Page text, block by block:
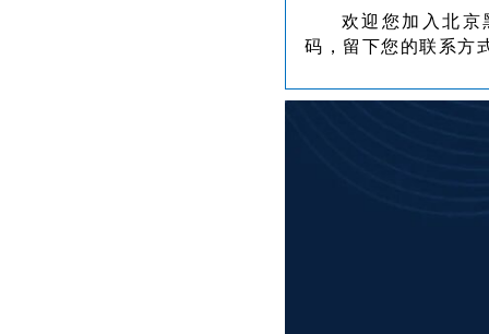
欢迎您加入北京
码，留下您的联系方